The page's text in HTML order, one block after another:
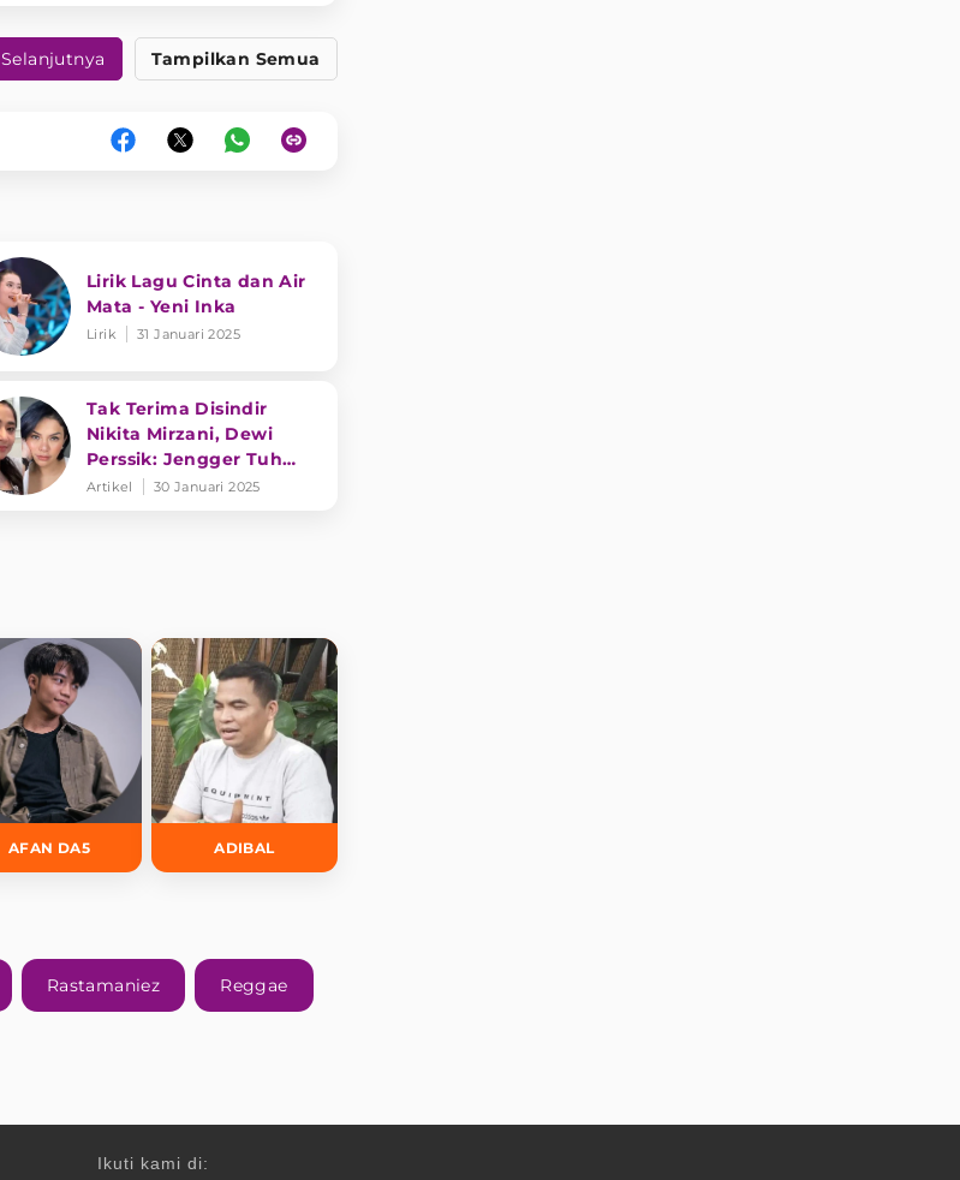
Selanjutnya Tampilkan Semua
Lirik Lagu Cinta dan Air
Mata - Yeni Inka
Lirik 31 Januari 2025
Tak Terima Disindir
Nikita Mirzani, Dewi
Perssik: Jengger Tuh
Tong Kosong Nyaring
Artikel 30 Januari 2025
AFAN DA5 ADIBAL
Rastamaniez Reggae
Ikuti kami di: